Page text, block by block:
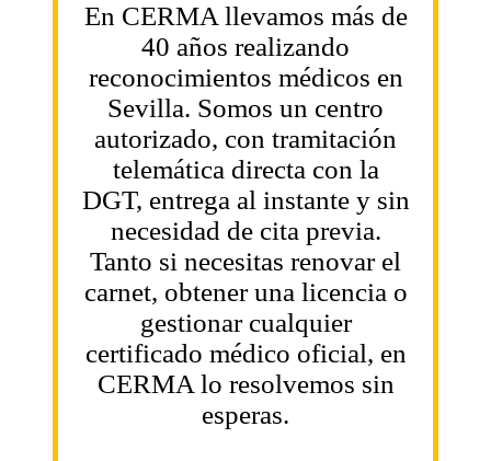
En CERMA llevamos más de
40 años realizando
reconocimientos médicos en
Sevilla. Somos un centro
autorizado, con tramitación
telemática directa con la
DGT, entrega al instante y sin
necesidad de cita previa.
Tanto si necesitas renovar el
carnet, obtener una licencia o
gestionar cualquier
certificado médico oficial, en
CERMA lo resolvemos sin
esperas.